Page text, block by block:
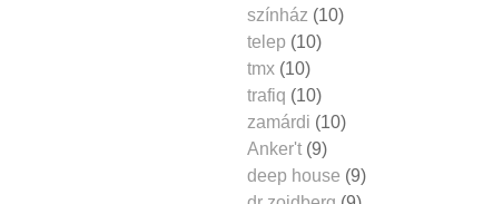
színház (10)
telep (10)
tmx (10)
trafiq (10)
zamárdi (10)
Anker't (9)
deep house (9)